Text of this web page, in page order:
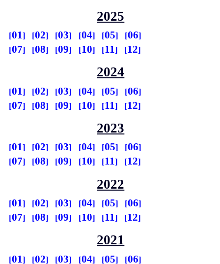
2025
01 02 03 04 05
06
07
08 09 10 11 12
2024
01 02 03 04 05
06
07
08 09 10 11 12
2023
01 02 03 04 05
06
07
08 09 10 11 12
2022
01 02 03 04 05
06
07
08 09 10 11 12
2021
01 02 03 04 05 06